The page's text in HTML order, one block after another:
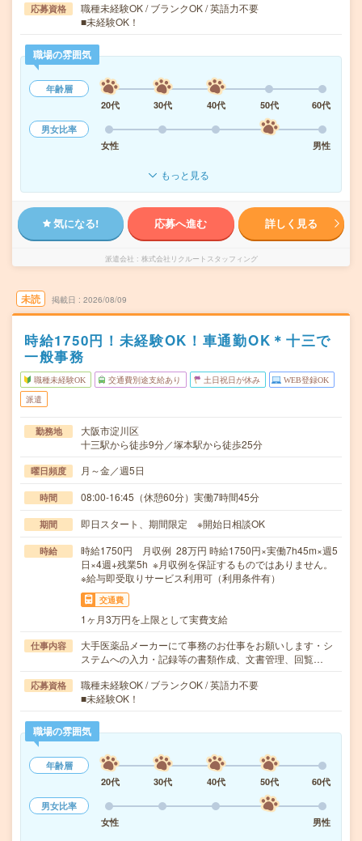
応募資格
職種未経験OK / ブランクOK / 英語力不要
■未経験OK！
職場の雰囲気
年齢層
20代
30代 40代 50代
60代
男女比率
女性
男性
もっと見る
気になる! 応募へ進む 詳しく見る
派遣会社 株式会社リクルートスタッフィング
未読 掲載日 2026/08/09
時給1750円！未経験OK！車通勤OK＊十三で
一般事務
職種未経験OK 交通費別途支給あり 土日祝日が休み WEB登録OK
派遣
勤務地
大阪市淀川区
十三駅から徒歩9分／塚本駅から徒歩25分
曜日頻度 月～金／週5日
時間 08:00-16:45（休憩60分）実働7時間45分
期間 即日スタート、期間限定 ※開始日相談OK
時給
時給1750円 月収例 28万円 時給1750円×実働7h45m×週5
日×4週+残業5h ※月収例を保証するものではありません。
※給与即受取りサービス利用可（利用条件有）
交通費
1ヶ月3万円を上限として実費支給
仕事内容
大手医薬品メーカーにて事務のお仕事をお願いします・シ
ステムへの入力・記録等の書類作成、文書管理、回覧…
応募資格
職種未経験OK / ブランクOK / 英語力不要
■未経験OK！
職場の雰囲気
年齢層
20代
30代 40代 50代
60代
男女比率
女性
男性